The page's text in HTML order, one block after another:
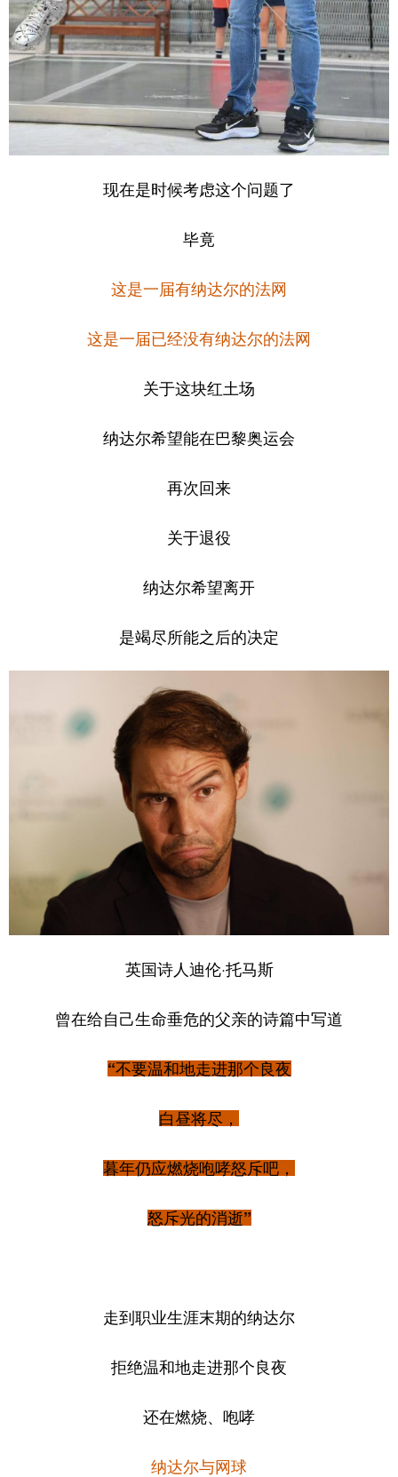
现在是时候考虑这个问题了
毕竟
这是一届有纳达尔的法网
这是一届已经没有纳达尔的法网
关于这块红土场
纳达尔希望能在巴黎奥运会
再次回来
关于退役
纳达尔希望离开
是竭尽所能之后的决定
英国诗人迪伦·托马斯
曾在给自己生命垂危的父亲的诗篇中写道
“不要温和地走进那个良夜
白昼将尽，
暮年仍应燃烧咆哮怒斥吧，
怒斥光的消逝”
走到职业生涯末期的纳达尔
拒绝温和地走进那个良夜
还在燃烧、咆哮
纳达尔与网球